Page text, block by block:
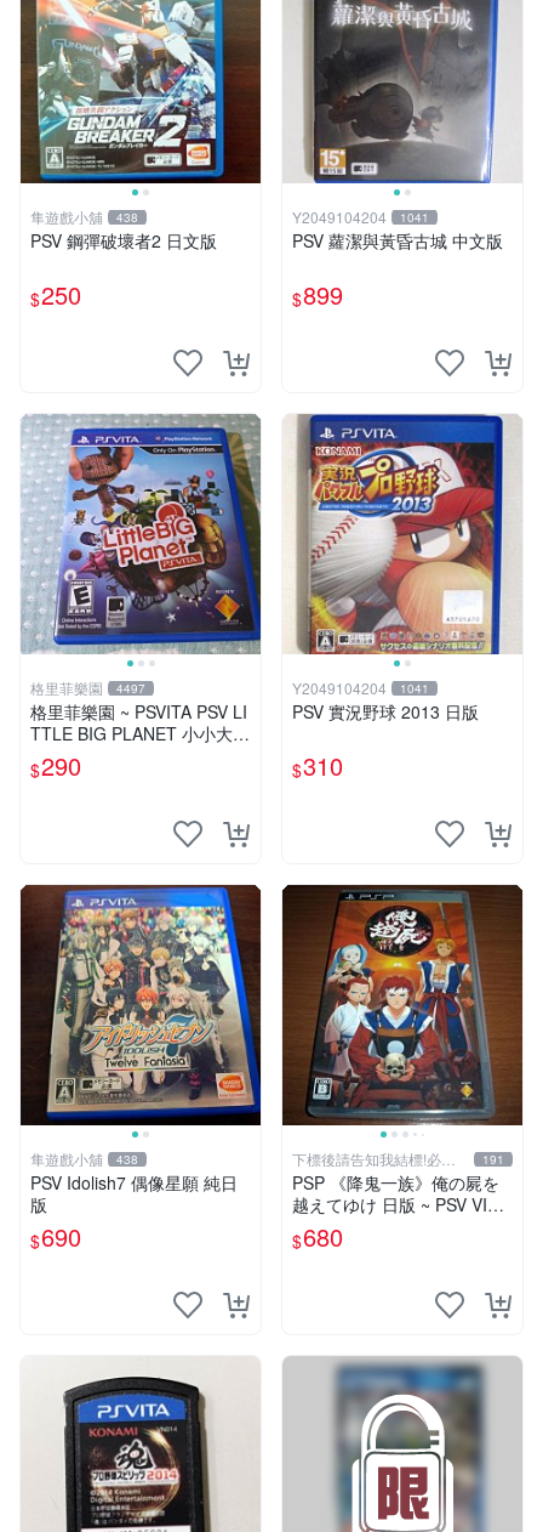
隼遊戲小舖 438
PSV 鋼彈破壞者2 日文版
$250
Y2049104204 1041
PSV 蘿潔與黃昏古城 中文版
$899
格里菲樂園 4497
格里菲樂園 ~ PSVITA PSV LI
TTLE BIG PLANET 小小大星
球 美版
$290
Y2049104204 1041
PSV 實況野球 2013 日版
$310
隼遊戲小舖 438
PSV Idolish7 偶像星願 純日
版
$690
下標後請告知我結標!必看
關於我
191
PSP 《降鬼一族》俺の屍を
越えてゆけ 日版 ~ PSV VITA
俺屍2 跨越俺的屍體前進吧2
前作
$680